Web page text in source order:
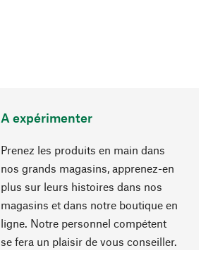
A expérimenter
Prenez les produits en main dans
nos grands magasins, apprenez-en
plus sur leurs histoires dans nos
magasins et dans notre boutique en
ligne. Notre personnel compétent
se fera un plaisir de vous conseiller.